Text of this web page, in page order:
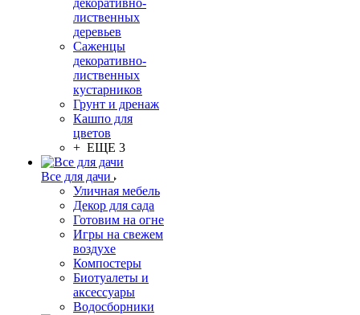
декоративно-
лиственных
деревьев
Саженцы
декоративно-
лиственных
кустарников
Грунт и дренаж
Кашпо для
цветов
+ ЕЩЕ 3
Все для дачи
Уличная мебель
Декор для сада
Готовим на огне
Игры на свежем
воздухе
Компостеры
Биотуалеты и
аксессуары
Водосборники